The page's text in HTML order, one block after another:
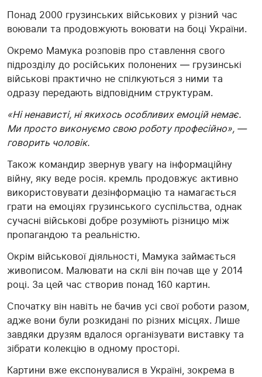
Понад 2000 грузинських військових у різний час
воювали та продовжують воювати на боці України.
Окремо Мамука розповів про ставлення свого
підрозділу до російських полонених — грузинські
військові практично не спілкуються з ними та
одразу передають відповідним структурам.
«Ні ненависті, ні якихось особливих емоцій немає.
Ми просто виконуємо свою роботу професійно», —
говорить чоловік.
Також командир звернув увагу на інформаційну
війну, яку веде росія. кремль продовжує активно
використовувати дезінформацію та намагається
грати на емоціях грузинського суспільства, однак
сучасні військові добре розуміють різницю між
пропагандою та реальністю.
Окрім військової діяльності, Мамука займається
живописом. Малювати на склі він почав ще у 2014
році. За цей час створив понад 160 картин.
Спочатку він навіть не бачив усі свої роботи разом,
адже вони були розкидані по різних місцях. Лише
завдяки друзям вдалося організувати виставку та
зібрати колекцію в одному просторі.
Картини вже експонувалися в Україні, зокрема в